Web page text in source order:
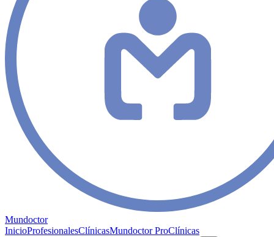
Mundoctor
InicioProfesionalesClínicasMundoctor ProClínicas